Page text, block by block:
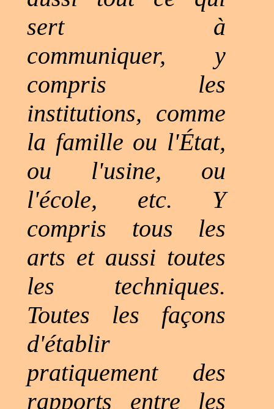
sert à
communiquer, y
compris les
institutions, comme
la famille ou l'État,
ou l'usine, ou
l'école, etc. Y
compris tous les
arts et aussi toutes
les techniques.
Toutes les façons
d'établir
pratiquement des
rapports entre les